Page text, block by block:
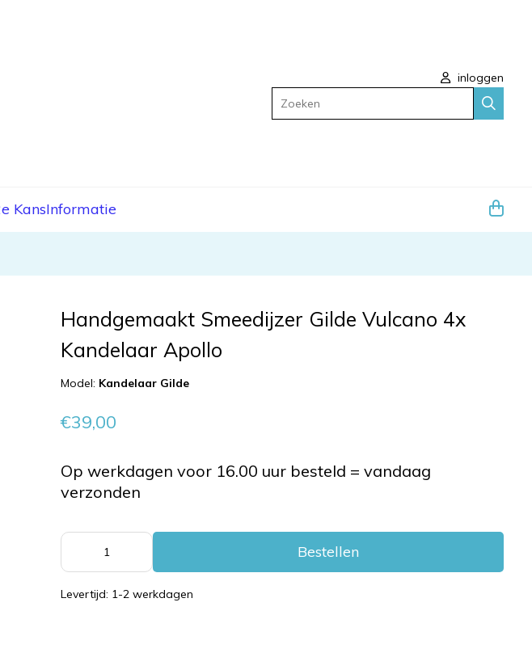
inloggen
KansInformatie
Handgemaakt Smeedijzer Gilde Vulcano 4x
Kandelaar Apollo
Model: Kandelaar Gilde
€39,00
Op werkdagen voor 16.00 uur besteld = vandaag
verzonden
Bestellen
Levertijd: 1-2 werkdagen